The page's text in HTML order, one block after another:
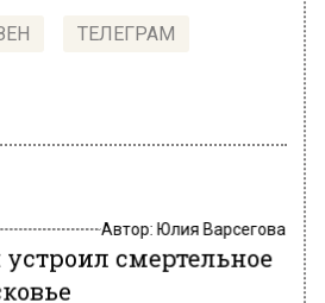
ТЕЛЕГРАМ
Автор: Юлия Варсегова
смертельное